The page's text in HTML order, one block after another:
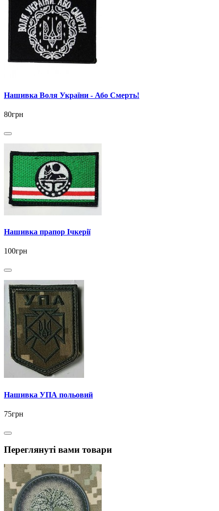
Нашивка Воля України - Або Смерть!
80грн
Нашивка прапор Ічкерії
100грн
Нашивка УПА польовий
75грн
Переглянуті вами товари